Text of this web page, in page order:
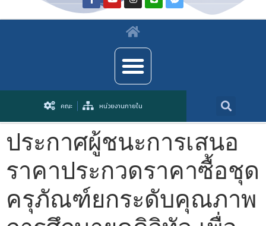
คณะ หน่วยงานภายใน
ประกาศผู้ชนะการเสนอ
ราคาประกวดราคาซื้อชุด
ครุภัณฑ์ยกระดับคุณภาพ